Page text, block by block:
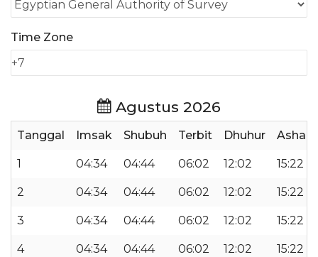
Time Zone
Agustus 2026
Tanggal Imsak Shubuh Terbit Dhuhur Ashar
1 04:34 04:44 06:02 12:02 15:22
2 04:34 04:44 06:02 12:02 15:22
3 04:34 04:44 06:02 12:02 15:22
4 04:34 04:44 06:02 12:02 15:22